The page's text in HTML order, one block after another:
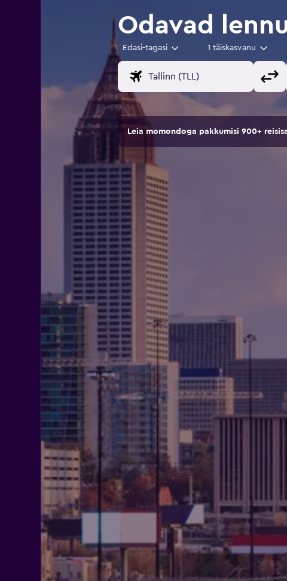
Odavad
Edasi-tagasi 1 täiskasvanu
Leia momondoga pakkumisi 900+